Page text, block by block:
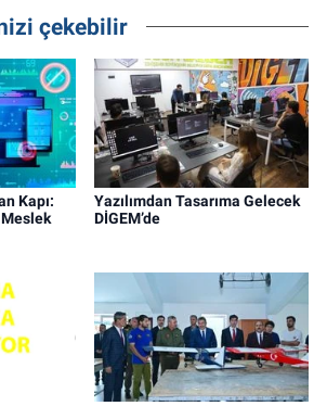
çekebilir
Kapı:
Yazılımdan Tasarıma Gelecek
DİGEM’de